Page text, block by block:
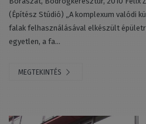
(Építész Stúdió) „A komplexum valódi
falak felhasználásával elkészült
egyetlen, a fa...
MEGTEKINTÉS